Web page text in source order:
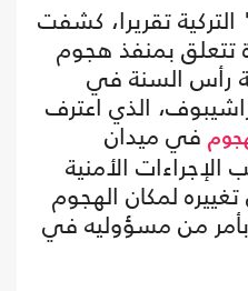
تقريرا، كشفت
تتعلق بمنفذ هجوم
رأس السنة في
الذي اعترف
في ميدان
الأمنية
لمكان الهجوم
بأمر من مسؤوليه في